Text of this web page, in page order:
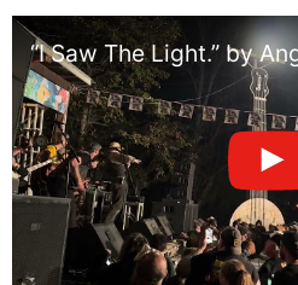
“I Saw The Light.” by